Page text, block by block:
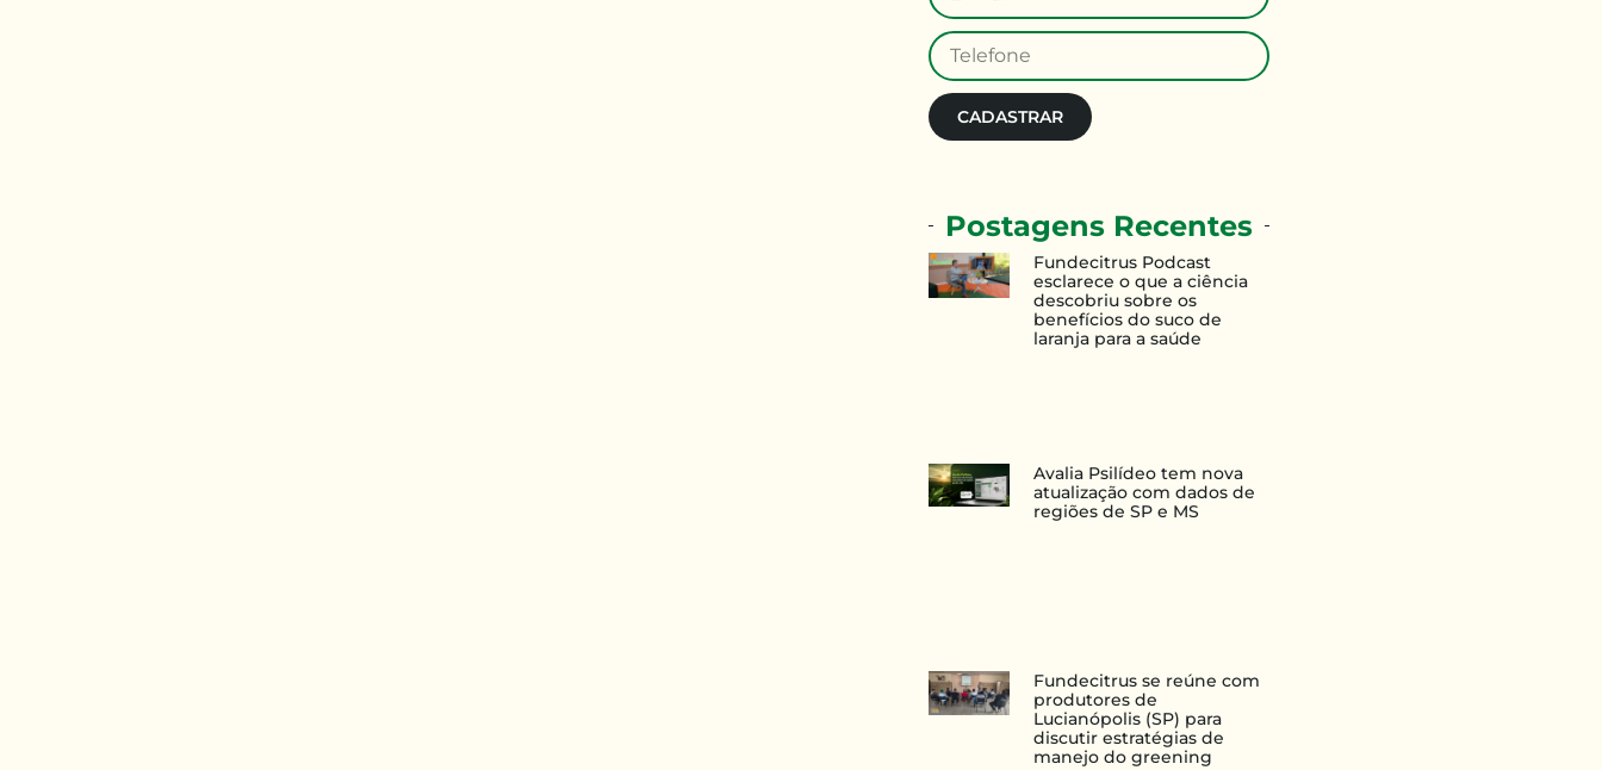
Fundecitrus Podcast
esclarece o que a ciência
descobriu sobre os
benefícios do suco de
laranja para a saúde
Avalia Psilídeo tem nova
atualização com dados de
regiões de SP e MS
Fundecitrus se reúne com
produtores de
Lucianópolis (SP) para
discutir estratégias de
manejo do greening
Postagens Recentes
CADASTRAR